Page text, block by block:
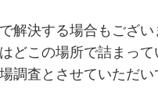
解決する場合もござい
どこの場所で詰まっ
調査とさせていただい